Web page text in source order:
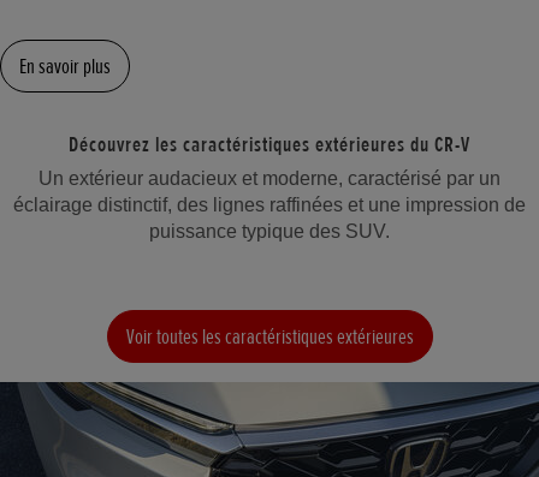
En savoir plus
Découvrez les caractéristiques extérieures du CR-V
Un extérieur audacieux et moderne, caractérisé par un
éclairage distinctif, des lignes raffinées et une impression de
puissance typique des SUV.
Voir toutes les caractéristiques extérieures